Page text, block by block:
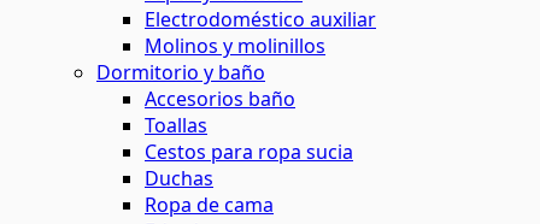
Electrodoméstico auxiliar
Molinos y molinillos
Dormitorio y baño
Accesorios baño
Toallas
Cestos para ropa sucia
Duchas
Ropa de cama